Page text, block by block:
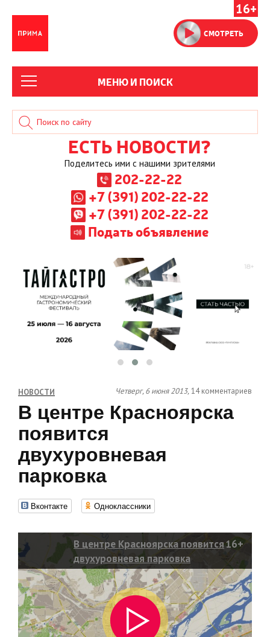
16+
СМОТРЕТЬ
МЕНЮ И ПОИСК
ЕСТЬ НОВОСТИ?
Поделитесь ими с нашими зрителями
202-22-22
+7 (391) 202-22-22
+7 (391) 202-22-22
Подать объявление
НОВОСТИ Четверг, 6 июня 2013,14 комментариев
В центре Красноярска
появится
двухуровневая
парковка
Вконтакте Одноклассники
В центре Красноярска появится
двухуровневая парковка
16+